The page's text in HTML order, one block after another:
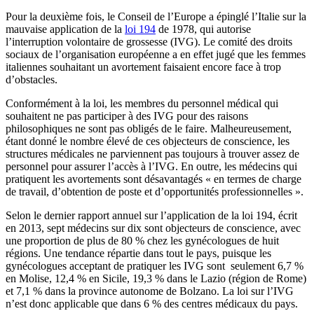
Pour la deuxième fois, le Conseil de l’Europe a épinglé l’Italie sur la
mauvaise application de la loi 194 de 1978, qui autorise
l’interruption volontaire de grossesse (IVG). Le comité des droits
sociaux de l’organisation européenne a en effet jugé que les femmes
italiennes souhaitant un avortement faisaient encore face à trop
d’obstacles.
Conformément à la loi, les membres du personnel médical qui
souhaitent ne pas participer à des IVG pour des raisons
philosophiques ne sont pas obligés de le faire. Malheureusement,
étant donné le nombre élevé de ces objecteurs de conscience, les
structures médicales ne parviennent pas toujours à trouver assez de
personnel pour assurer l’accès à l’IVG. En outre, les médecins qui
pratiquent les avortements sont désavantagés « en termes de charge
de travail, d’obtention de poste et d’opportunités professionnelles ».
Selon le dernier rapport annuel sur l’application de la loi 194, écrit
en 2013, sept médecins sur dix sont objecteurs de conscience, avec
une proportion de plus de 80 % chez les gynécologues de huit
régions. Une tendance répartie dans tout le pays, puisque les
gynécologues acceptant de pratiquer les IVG sont seulement 6,7 %
en Molise, 12,4 % en Sicile, 19,3 % dans le Lazio (région de Rome)
et 7,1 % dans la province autonome de Bolzano. La loi sur l’IVG
n’est donc applicable que dans 6 % des centres médicaux du pays.